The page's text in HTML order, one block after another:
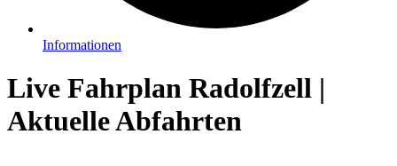
Informationen
Live Fahrplan Radolfzell |
Aktuelle Abfahrten